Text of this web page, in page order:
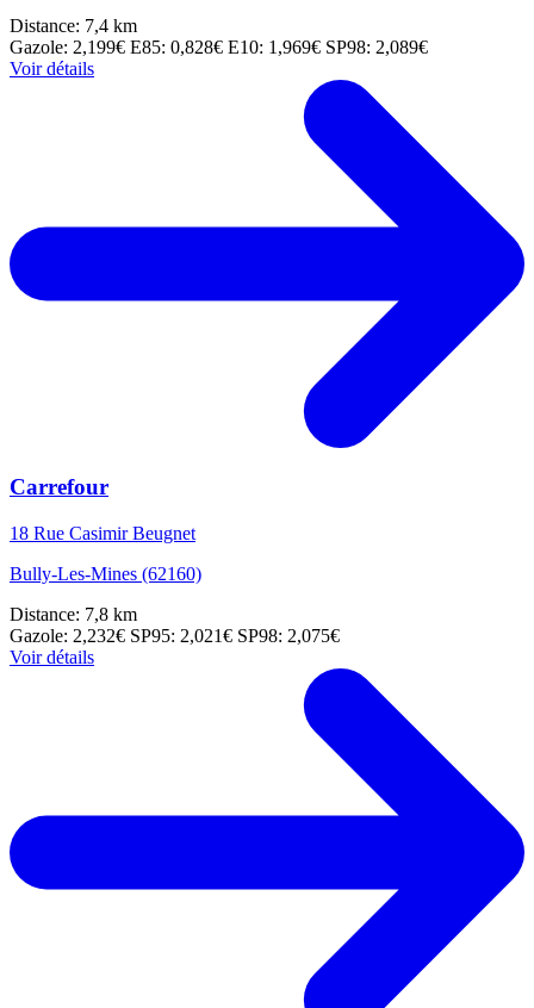
Distance: 7,4 km
Gazole: 2,199€ E85: 0,828€ E10: 1,969€ SP98: 2,089€
Voir détails
Carrefour
18 Rue Casimir Beugnet
Bully-Les-Mines (62160)
Distance: 7,8 km
Gazole: 2,232€ SP95: 2,021€ SP98: 2,075€
Voir détails